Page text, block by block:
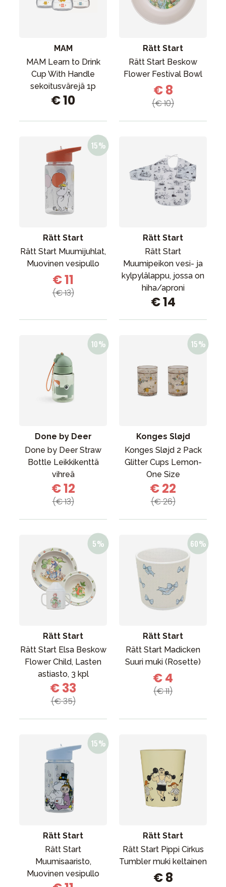
MAM
MAM Learn to Drink
Cup With Handle
sekoitusvärejä 1p
€ 10
Rätt Start
Rätt Start Beskow
Flower Festival Bowl
€ 8
(€ 10)
Rätt Start
Rätt Start Muumijuhlat,
Muovinen vesipullo
€ 11
(€ 13)
Rätt Start
Rätt Start
Muumipeikon vesi- ja
kylpylälappu, jossa on
hiha/aproni
€ 14
Done by Deer
Done by Deer Straw
Bottle Leikkikenttä
vihreä
€ 12
(€ 13)
Konges Sløjd
Konges Sløjd 2 Pack
Glitter Cups Lemon-
One Size
€ 22
(€ 26)
Rätt Start
Rätt Start Elsa Beskow
Flower Child, Lasten
astiasto, 3 kpl
€ 33
(€ 35)
Rätt Start
Rätt Start Madicken
Suuri muki (Rosette)
€ 4
(€ 11)
Rätt Start
Rätt Start
Muumisaaristo,
Muovinen vesipullo
Rätt Start
Rätt Start Pippi Cirkus
Tumbler muki keltainen
€ 8